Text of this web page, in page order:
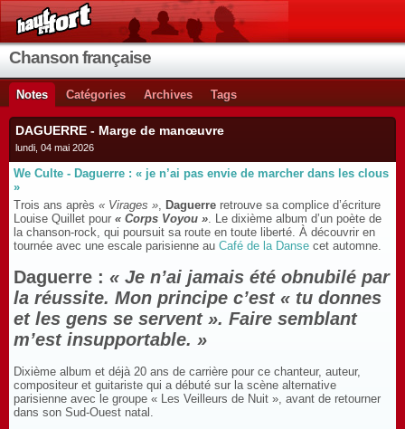
Chanson française
Notes Catégories Archives Tags
DAGUERRE - Marge de manœuvre
lundi, 04 mai 2026
We Culte - Daguerre : « je n’ai pas envie de marcher dans les clous
»
Trois ans après « Virages », Daguerre retrouve sa complice d’écriture
Louise Quillet pour « Corps Voyou ». Le dixième album d’un poète de
la chanson-rock, qui poursuit sa route en toute liberté. À découvrir en
tournée avec une escale parisienne au Café de la Danse cet automne.
Daguerre : « Je n’ai jamais été obnubilé par
la réussite. Mon principe c’est « tu donnes
et les gens se servent ». Faire semblant
m’est insupportable. »
Dixième album et déjà 20 ans de carrière pour ce chanteur, auteur,
compositeur et guitariste qui a débuté sur la scène alternative
parisienne avec le groupe « Les Veilleurs de Nuit », avant de retourner
dans son Sud-Ouest natal.